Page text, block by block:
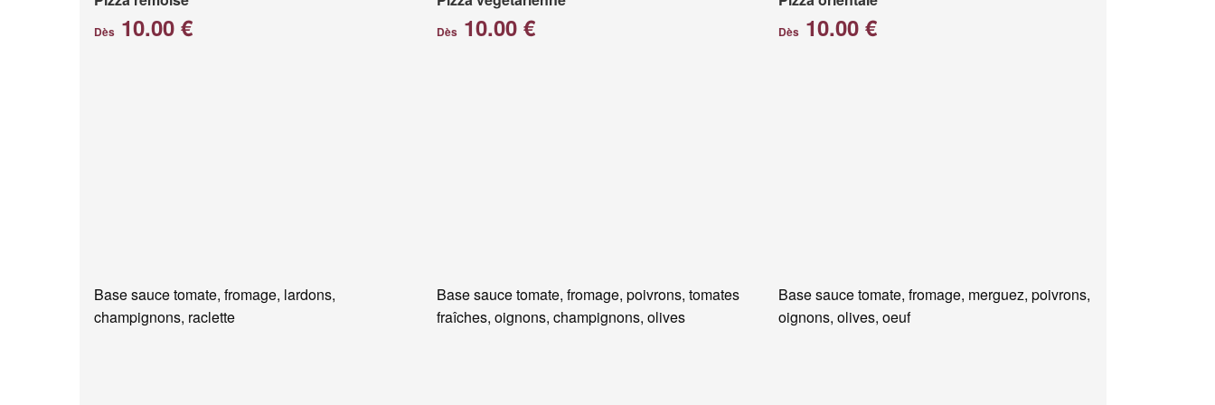
Dès 10.00 €
Base sauce tomate, fromage, lardons,
champignons, raclette
Dès10.00 €
Base sauce tomate, fromage, poivrons, tomates
fraîches, oignons, champignons, olives
Dès 10.00 €
Base sauce tomate, fromage, merguez, poivrons,
oignons, olives, oeuf